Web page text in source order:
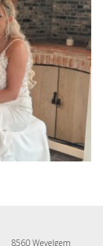
8560 Wevelgem